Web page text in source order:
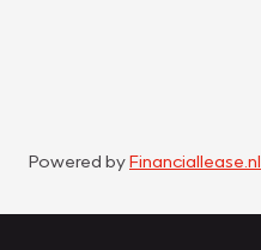
Powered byFinanciallease.nl